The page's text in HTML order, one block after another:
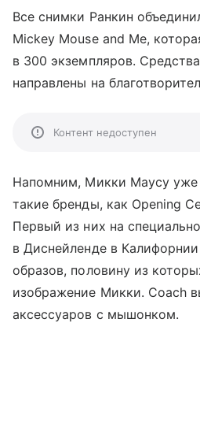
Все снимки Ранкин
Mickey Mouse and Me,
в 300 экземпляров.
направлены на
Контент недоступен
Напомним, Микки Маусу уже
такие бренды, как Opening
Первый из них на
в Диснейленде в
образов, половину из
изображение Микки. Coach
аксессуаров с мышонком.